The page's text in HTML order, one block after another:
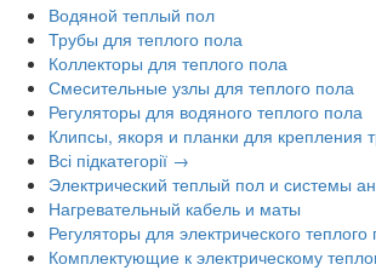
Водяной теплый пол
Трубы для теплого пола
Коллекторы для теплого пола
Смесительные узлы для теплого пола
Регуляторы для водяного теплого пола
Клипсы, якоря и планки для крепления
Всі підкатегорії →
Электрический теплый пол и системы
Нагревательный кабель и маты
Регуляторы для электрического теплого
Комплектующие к электрическому